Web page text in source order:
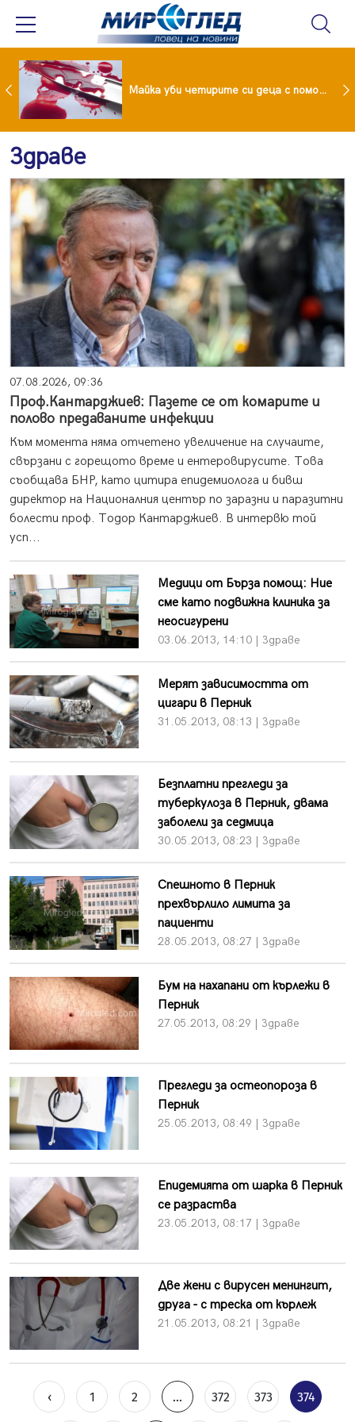
Проф.Кантарджиев: Пазете се от комарите и полово предаваните инфекции Майка уби четирите си деца с помощта на баба им, след което се самоуби
Здраве
07.08.2026, 09:36
Проф.Кантарджиев: Пазете се от комарите и
полово предаваните инфекции
Към момента няма отчетено увеличение на случаите,
свързани с горещото време и ентеровирусите. Това
съобщава БНР, като цитира епидемиолога и бивш
директор на Националния център по заразни и паразитни
болести проф. Тодор Кантарджиев. В интервю той
усп...
Медици от Бърза помощ: Ние
сме като подвижна клиника за
неосигурени
03.06.2013, 14:10 | Здраве
Мерят зависимостта от
цигари в Перник
31.05.2013, 08:13 | Здраве
Безплатни прегледи за
туберкулоза в Перник, двама
заболели за седмица
30.05.2013, 08:23 | Здраве
Спешното в Перник
прехвърлило лимита за
пациенти
28.05.2013, 08:27 | Здраве
Бум на нахапани от кърлежи в
Перник
27.05.2013, 08:29 | Здраве
Прегледи за остеопороза в
Перник
25.05.2013, 08:49 | Здраве
Епидемията от шарка в Перник
се разраства
23.05.2013, 08:17 | Здраве
Две жени с вирусен менингит,
друга - с треска от кърлеж
21.05.2013, 08:21 | Здраве
‹ 1 2 ... 372 373 374